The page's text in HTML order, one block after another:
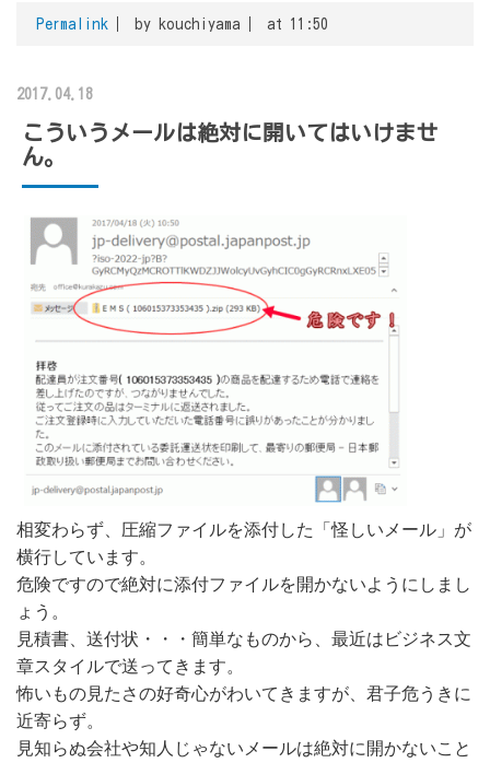
Permalink by kouchiyama at 11:50
2017.04.18
こういうメールは絶対に開いてはいけませ
ん。
相変わらず、圧縮ファイルを添付した「怪しいメール」が
横行しています。
危険ですので絶対に添付ファイルを開かないようにしまし
ょう。
見積書、送付状・・・簡単なものから、最近はビジネス文
章スタイルで送ってきます。
怖いもの見たさの好奇心がわいてきますが、君子危うきに
近寄らず。
見知らぬ会社や知人じゃないメールは絶対に開かないこと